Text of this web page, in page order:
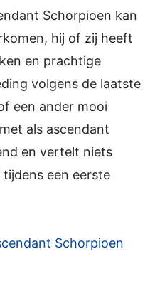
Schorpioen kan
hij of zij heeft
en prachtige
volgens de laatste
een ander mooi
als ascendant
en vertelt niets
een eerste
Schorpioen